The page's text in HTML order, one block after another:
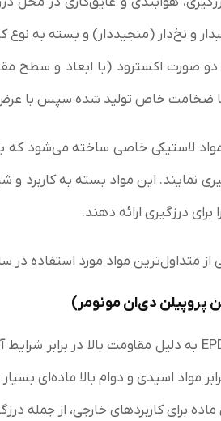
و نخ‌دار (منجیددار) و بسته به نوع
دو صورت اکسترود (با ابعاد و سطح
ضخامت خاص تولید شده سپس با
مواد لاستیکی خاصی ساخته می‌شود که
نمایند. این مواد بسته به کاربرد
برای درزگیری ارائه دهند.
از متداول‌ترین مواد مورد استفاده در
پروپیلن دی‌ان مونومر)
مواد اسیدی و دوام بالا ماده‌ای
ماده برای کاربردهای خارجی، از